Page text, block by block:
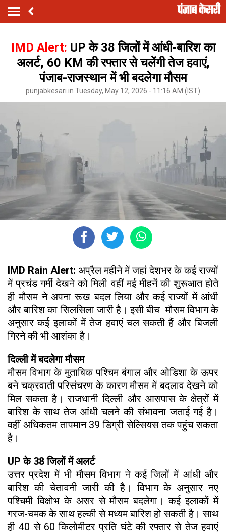
IMD Alert: UP के 38 जिलों में आंधी-बारिश का
अलर्ट, 60 KM की रफ्तार से चलेंगी तेज हवाएं,
पंजाब-राजस्थान में भी बदलेगा मौसम
punjabkesari.in Tuesday, May 12, 2026 - 11:16 AM (IST)
IMD Rain Alert: अप्रैल महीने में जहां देशभर के कई राज्यों
में प्रचंड गर्मी देखने को मिली वहीं मई मीहनें की शुरूआत होते
ही मौसम ने अपना रूख बदल लिया और कई राज्यों में आंधी
और बारिश का सिलसिला जारी है। इसी बीच मौसम विभाग के
अनुसार कई इलाकों में तेज हवाएं चल सकती हैं और बिजली
गिरने की भी आशंका है।
दिल्ली में बदलेगा मौसम
मौसम विभाग के मुताबिक पश्चिम बंगाल और ओडिशा के ऊपर
बने चक्रवाती परिसंचरण के कारण मौसम में बदलाव देखने को
मिल सकता है। राजधानी दिल्ली और आसपास के क्षेत्रों में
बारिश के साथ तेज आंधी चलने की संभावना जताई गई है।
वहीं अधिकतम तापमान 39 डिग्री सेल्सियस तक पहुंच सकता
है।
UP के 38 जिलों में अलर्ट
उत्तर प्रदेश में भी मौसम विभाग ने कई जिलों में आंधी और
बारिश की चेतावनी जारी की है। विभाग के अनुसार नए
पश्चिमी विक्षोभ के असर से मौसम बदलेगा। कई इलाकों में
गरज-चमक के साथ हल्की से मध्यम बारिश हो सकती है। साथ
ही 40 से 60 किलोमीटर प्रति घंटे की रफ्तार से तेज हवाएं